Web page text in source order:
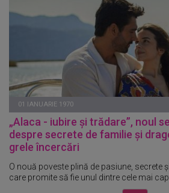
01 IANUARIE 1970
„Alaca - iubire și trădare”, noul
despre secrete de familie și
grele încercări
O nouă poveste plină de pasiune, secrete
care promite să fie unul dintre cele mai